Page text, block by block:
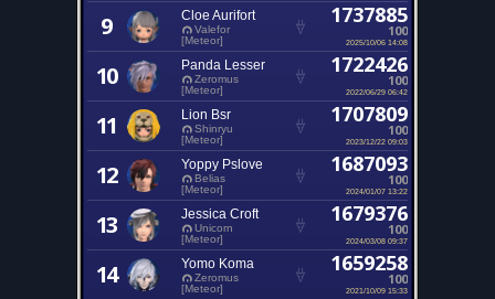
9 Cloe Aurifort
Valefor
[Meteor]
1737885
100
2025/10/06 14:08
10 Panda Lesser
Zeromus
[Meteor]
1722426
100
2022/06/29 06:42
11 Lion Bsr
Shinryu
[Meteor]
1707809
100
2023/12/22 09:03
12 Yoppy Pslove
Belias
[Meteor]
1687093
100
2024/01/07 13:22
13 Jessica Croft
Unicorn
[Meteor]
1679376
100
2024/03/08 09:37
14 Yomo Koma
Zeromus
[Meteor]
1659258
100
2021/10/09 15:33